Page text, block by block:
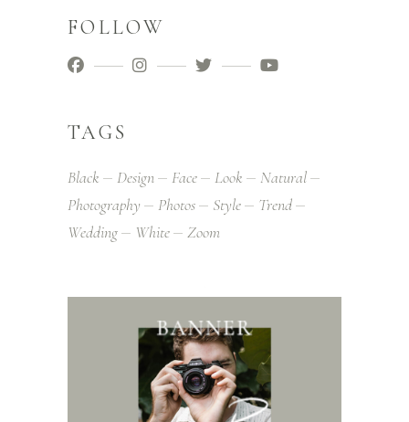
FOLLOW
TAGS
Black Design Face Look
Natural
Photography
Photos Style
Trend
Wedding
White Zoom